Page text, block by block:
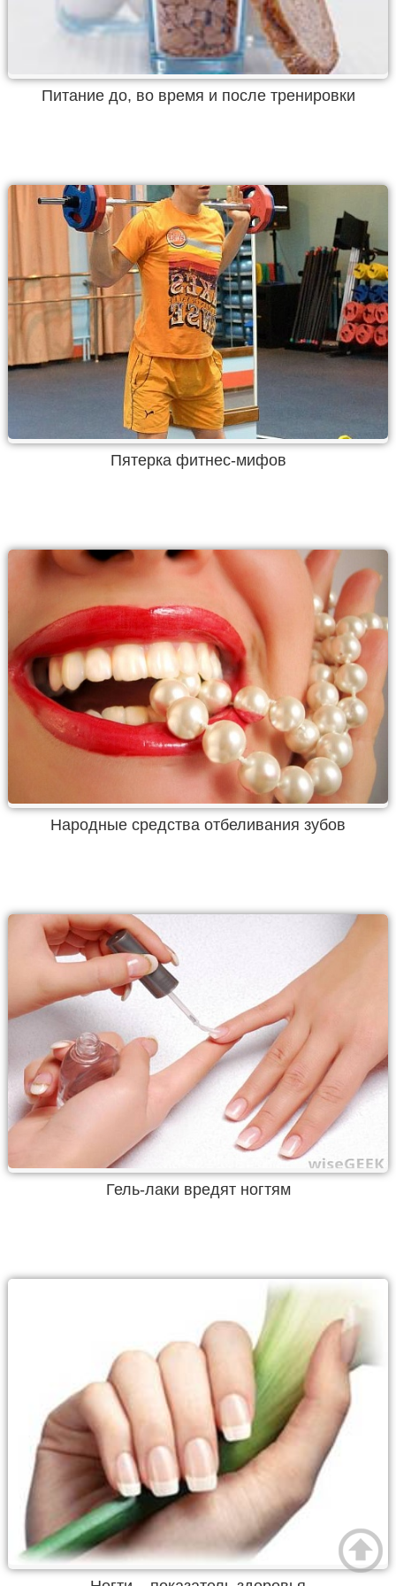
Питание до, во время и после тренировки
Пятерка фитнес-мифов
Народные средства отбеливания зубов
Гель-лаки вредят ногтям